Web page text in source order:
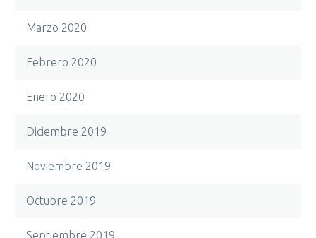
Marzo 2020
Febrero 2020
Enero 2020
Diciembre 2019
Noviembre 2019
Octubre 2019
Septiembre 2019